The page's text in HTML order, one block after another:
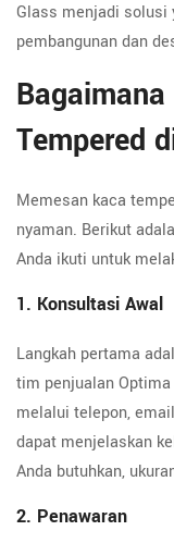
Glass menjadi solusi
pembangunan dan
Tempered
Memesan kaca
nyaman. Berikut
Anda ikuti untuk
1. Konsultasi Awal
Langkah pertama
tim penjualan
melalui telepon,
dapat menjelaskan
Anda butuhkan,
2. Penawaran